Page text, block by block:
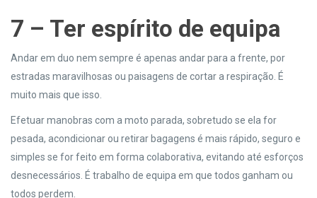
7 – Ter espírito de equipa
Andar em duo nem sempre é apenas andar para a frente, por
estradas maravilhosas ou paisagens de cortar a respiração. É
muito mais que isso.
Efetuar manobras com a moto parada, sobretudo se ela for
pesada, acondicionar ou retirar bagagens é mais rápido, seguro e
simples se for feito em forma colaborativa, evitando até esforços
desnecessários. É trabalho de equipa em que todos ganham ou
todos perdem.